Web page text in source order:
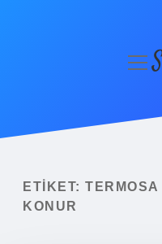
Yasal Uyarı
ETIKET:
KONUR